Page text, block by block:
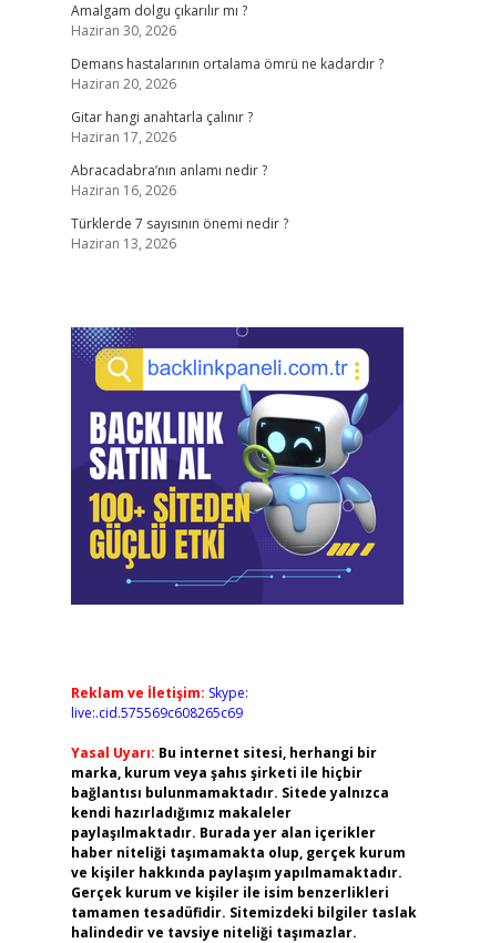
Amalgam dolgu çıkarılır mı ?
Haziran 30, 2026
Demans hastalarının ortalama ömrü ne kadardır ?
Haziran 20, 2026
Gitar hangi anahtarla çalınır ?
Haziran 17, 2026
Abracadabra’nın anlamı nedir ?
Haziran 16, 2026
Türklerde 7 sayısının önemi nedir ?
Haziran 13, 2026
Reklam ve İletişim: Skype:
live:.cid.575569c608265c69
Yasal Uyarı: Bu internet sitesi, herhangi bir
marka, kurum veya şahıs şirketi ile hiçbir
bağlantısı bulunmamaktadır. Sitede yalnızca
kendi hazırladığımız makaleler
paylaşılmaktadır. Burada yer alan içerikler
haber niteliği taşımamakta olup, gerçek kurum
ve kişiler hakkında paylaşım yapılmamaktadır.
Gerçek kurum ve kişiler ile isim benzerlikleri
tamamen tesadüfidir. Sitemizdeki bilgiler taslak
halindedir ve tavsiye niteliği taşımazlar.